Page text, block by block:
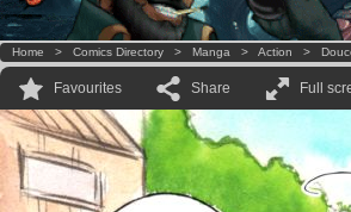
Home > Comics Directory > Manga > Action >
Favourites Share Full